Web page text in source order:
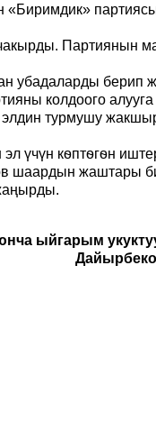
«Биримдик»
Партиянын
убадаларды берип
колдоого алууга
турмушу
үчүн кѳптѳгѳн
жаштары
ыйгарым